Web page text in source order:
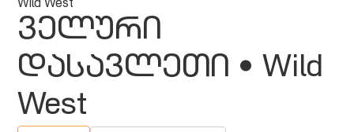
Wild West
ველური
დასავლეთი • Wild
West